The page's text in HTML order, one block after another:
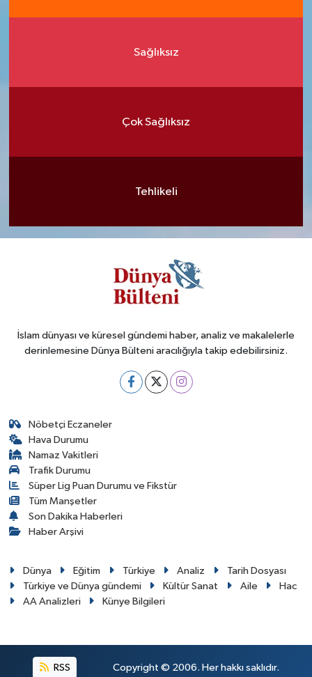
Sağlıksız
Çok Sağlıksız
Tehlikeli
İslam dünyası ve küresel gündemi haber, analiz ve makalelerle
derinlemesine Dünya Bülteni aracılığıyla takip edebilirsiniz.
Nöbetçi Eczaneler
Hava Durumu
Namaz Vakitleri
Trafik Durumu
Süper Lig Puan Durumu ve Fikstür
Tüm Manşetler
Son Dakika Haberleri
Haber Arşivi
Dünya Eğitim Türkiye Analiz
Tarih Dosyası
Türkiye ve Dünya gündemi
Kültür Sanat Aile
Hac
AA Analizleri
Künye Bilgileri
RSS Copyright © 2006. Her hakkı saklıdır.